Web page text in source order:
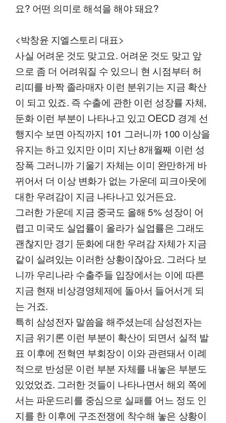
요? 어떤 의미로 해석을 해야 돼요?
<박창윤 지엘스토리 대표>
사실 어려운 것도 맞고요. 어려운 것도 맞고 앞
으로 좀 더 어려워질 수 있으니 현 시점부터 허
리띠를 바짝 졸라매자 이런 분위기는 지금 확산
이 되고 있죠. 즉 수출에 관한 이런 성장률 자체,
둔화 이런 부분이 나타나고 있고 OECD 경계 선
행지수 보면 아직까지 101 그러니까 100 이상을
유지는 하고 있지만 이미 지난 8개월째 이런 성
장폭 그러니까 기울기 자체는 이미 완만하게 바
뀌어서 더 이상 변화가 없는 가운데 피크아웃에
대한 우려감이 지금 나타나고 있거든요.
그러한 가운데 지금 중국도 올해 5% 성장이 어
렵고 미국도 실업률이 올라가 실업률은 그래도
괜찮지만 경기 둔화에 대한 우려감 자체가 지금
같이 실려있는 이러한 상황이잖아요. 그러다 보
니까 우리나라 수출주들 입장에서는 이에 따른
지금 현재 비상경영체제에 돌아서 들어서게 되
는 거죠.
특히 삼성전자 말씀을 해주셨는데 삼성전자는
지금 위기론 이런 부분이 확산이 되면서 실적 발
표 이후에 전혁연 부회장이 이와 관련돼서 이례
적으로 반성문 이런 부분 자체를 내놓은 부분도
있었었죠. 그러한 것들이 나타나면서 해외 쪽에
서는 파운드리를 중심으로 실패를 어느 정도 인
지를 한 이후에 구조전쟁에 착수해 놓은 상황이